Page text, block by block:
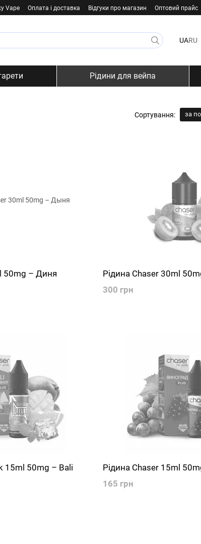
Vape Оплата і доставка Відгуки про магазин Оптовий прайс
UARU
Рідини для вейпа
Сортування: за
50mg – Диня
Рідина Chaser 30ml
300 грн
15ml 50mg – Bali
Рідина Chaser 15ml
165 грн